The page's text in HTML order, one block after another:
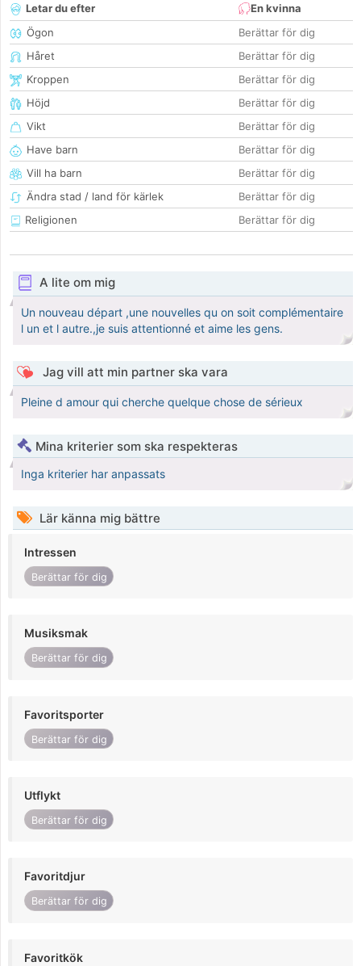
Letar du efter
En kvinna
Ögon
Berättar för dig
Håret
Berättar för dig
Kroppen
Berättar för dig
Höjd
Berättar för dig
Vikt
Berättar för dig
Have barn
Berättar för dig
Vill ha barn
Berättar för dig
Ändra stad / land för kärlek
Berättar för dig
Religionen
Berättar för dig
A lite om mig
Un nouveau départ ,une nouvelles qu on soit complémentaire
l un et l autre.,je suis attentionné et aime les gens.
Jag vill att min partner ska vara
Pleine d amour qui cherche quelque chose de sérieux
Mina kriterier som ska respekteras
Inga kriterier har anpassats
Lär känna mig bättre
Intressen
Berättar för dig
Musiksmak
Berättar för dig
Favoritsporter
Berättar för dig
Utflykt
Berättar för dig
Favoritdjur
Berättar för dig
Favoritkök